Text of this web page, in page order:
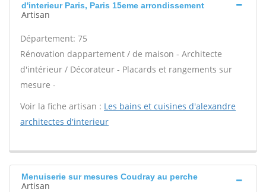
d'interieur Paris, Paris 15eme arrondissement
Artisan
Département: 75
Rénovation dappartement / de maison - Architecte
d'intérieur / Décorateur - Placards et rangements sur
mesure -
Voir la fiche artisan : Les bains et cuisines d'alexandre
architectes d'interieur
Menuiserie sur mesures Coudray au perche
Artisan